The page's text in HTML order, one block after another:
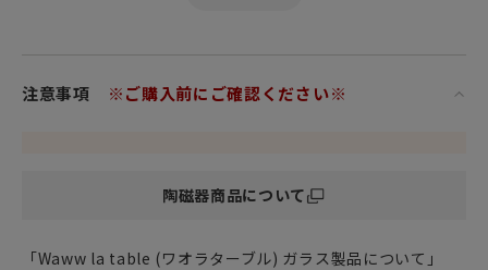
注意事項 ※ご購入前にご確認ください※
陶磁器商品について
「Waww la table (ワオラターブル) ガラス製品について」